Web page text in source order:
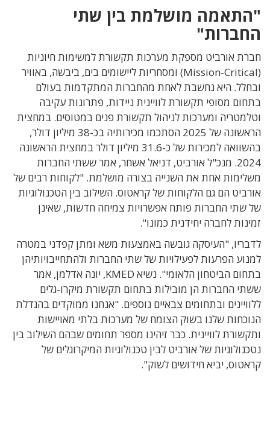
"התאמה מושלמת בין שתי
החברות"
חברת אורביט מספקת מערכות תקשורת למשימות חיוניות
(Mission-Critical) ומסחריות ליישומים בים, ביבשה, באוויר
ובחלל. היא נחשבת לאחת מהחברות המתקדמות בעולם
בתחום מסופי תקשורת לוויינית ניידות, פתרונות עקיבה
וטלמטריה ומערכות לניהול תקשורת פנים במטוסים. במחצית
הראשונה של 2025 הסתכמו מכירותיה בכ-38 מיליון דולר,
בהשוואה למכירות של כ-31.6 מיליון דולר במחצית הראשונה
2024. מנכ"ל אורביט, דניאל אשחר, אמר ששתי החברות
משלימות אחת את השנייה בצורה מושלמת. "לקוחות רבים של
אורביט הם גם הלקוחות של קראטוס. השילוב בין הטכנולוגיות
של שתי החברות פותח אפשרויות צמיחה חדשות, שאינן
זמינות לחברה יחידנית כמונו".
לדבריו, "העיסקה גובשה באמצעות משא ומתן קפדני במטרה
למנוע הפרעות לפעילויות של שתי החברות ולהתחייבויותיהן
בתחום הביטחון הלאומי". נשיא KMED, יונה אדלמן, אמר
ששתי החברות הן מובילות בתחום תקשורת מיקרו-גלים
ללוויינים ובתחומים צבאיים נוספים. "אנחנו ממוקדים בהגדלת
הנוכחות שלנו בשוק הצומח של מערכות בלתי מאויישות
ותקשורת לוויינית. כבר זיהינו מספר תחומים שבהם השילוב בין
נטכנולוגיות של אורביט לבין טכנולוגיות המיקרוגלים של
קראטוס, יביא חידושים לשוק".